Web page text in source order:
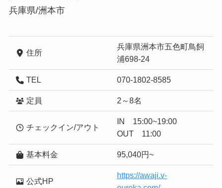
兵庫県/洲本市
住所
兵庫県洲本市五色町鳥飼
浦698-24
TEL 070-1802-8585
定員 2～8名
チェックイン/アウト
IN 15:00~19:00
OUT 11:00
基本料金 95,040円~
公式HP
https://awaji.v-